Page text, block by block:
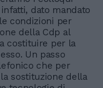
dato mandato
condizioni per
della Cdp al
costituire per la
Un passo
che per
sostituzione della